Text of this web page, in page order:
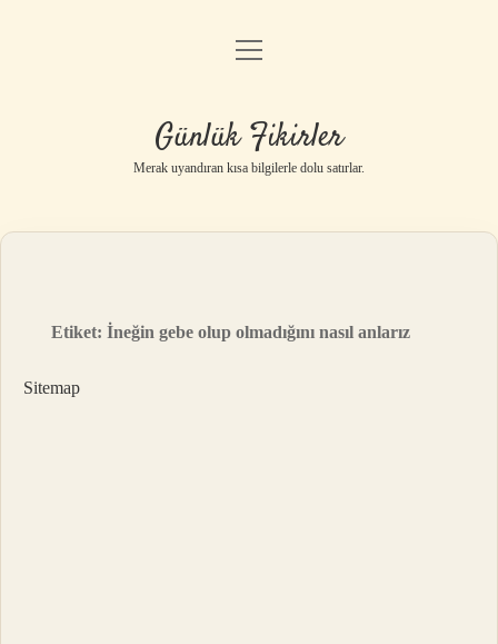
Anasayfa
Yasal Uyarı
menüyü
Günlük Fikirler
Merak uyandıran kısa bilgilerle dolu satırlar.
Etiket:İneğin gebe olup olmadığını nasıl anlarız
Sitemap